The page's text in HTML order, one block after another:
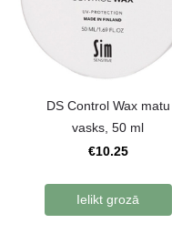
DS Control Wax matu
vasks, 50 ml
€10.25
Ielikt grozā